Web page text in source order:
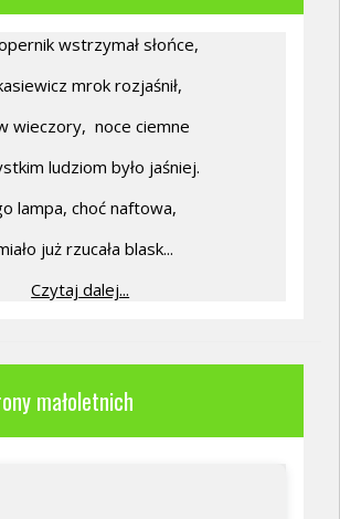
wstrzymał słońce,
mrok rozjaśnił,
wieczory, noce ciemne
ludziom było jaśniej.
lampa, choć naftowa,
już rzucała blask...
Czytaj dalej...
małoletnich